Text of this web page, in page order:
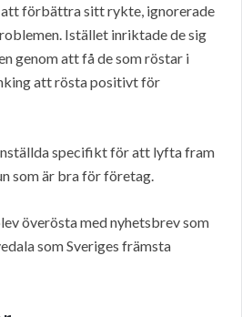
att förbättra sitt rykte, ignorerade
Istället inriktade de sig
genom att få de som röstar i
att rösta positivt för
specifikt för att lyfta fram
som är bra för företag.
överösta med nyhetsbrev som
som Sveriges främsta